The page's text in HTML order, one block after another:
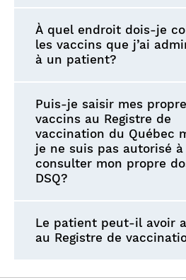
À quel endroit dois-je
les vaccins que j’ai
à un patient?
Puis-je saisir mes
vaccins au Registre de
vaccination du Québec
je ne suis pas autorisé à
consulter mon propre
DSQ?
Le patient peut-il avoir
au Registre de